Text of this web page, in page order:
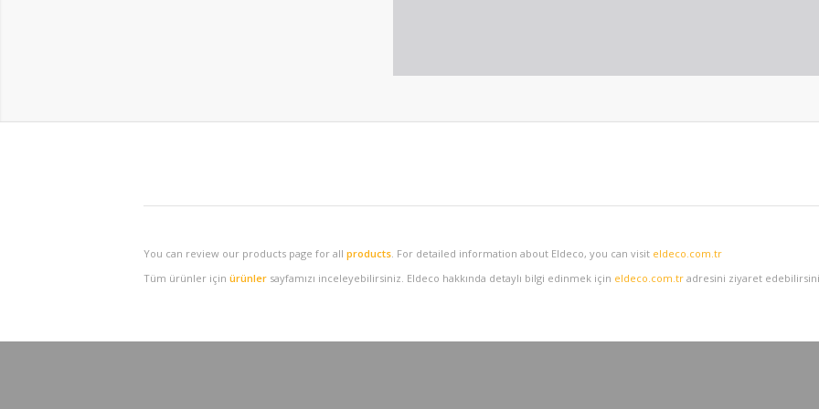
You can review our products page for all products . For detailed information about Eldeco, you can visit eldeco.com.tr
Tüm ürünler için ürünler sayfamızı inceleyebilirsiniz. Eldeco hakkında detaylı bilgi edinmek için eldeco.com.tr adresini ziyaret